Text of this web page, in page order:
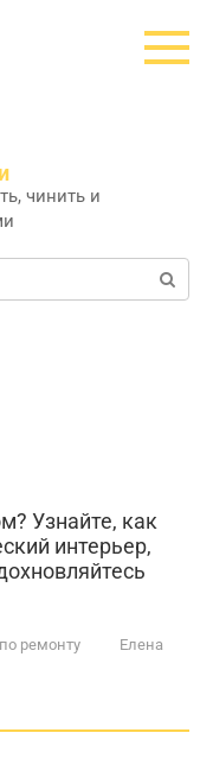
чинить и
Узнайте, как
интерьер,
ремонту
Елена